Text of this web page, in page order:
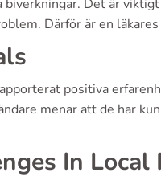
Det är
Därför är en
positiva
menar att de har
In Local